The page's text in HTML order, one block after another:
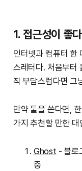
1. 접근성이 좋
인터넷과 컴퓨터 한
스레터다. 처음부터
직 부담스럽다면 그
만약 툴을 쓴다면,
가지 추천할 만한
Ghost - 블로
중